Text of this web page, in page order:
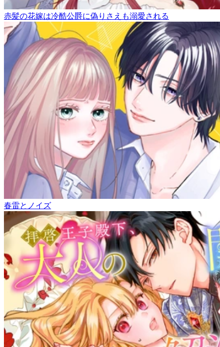
赤髪の花嫁は冷酷公爵に偽りさえも溺愛される
春雷とノイズ